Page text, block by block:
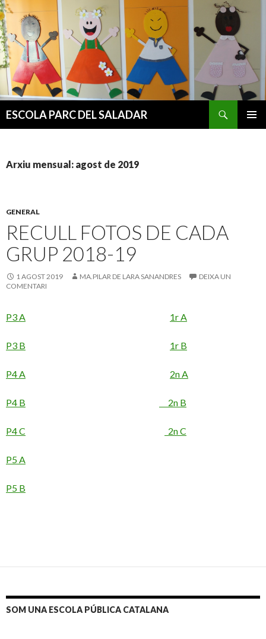
ESCOLA PARC DEL SALADAR
Arxiu mensual: agost de 2019
GENERAL
RECULL FOTOS DE CADA
GRUP 2018-19
1 AGOST 2019 MA.PILAR DE LARA SANANDRES
DEIXA UN
COMENTARI
P3 A 1r A
P3 B 1r B
P4 A 2n A
P4 B 2n B
P4 C 2n C
P5 A
P5 B
SOM UNA ESCOLA PÚBLICA CATALANA